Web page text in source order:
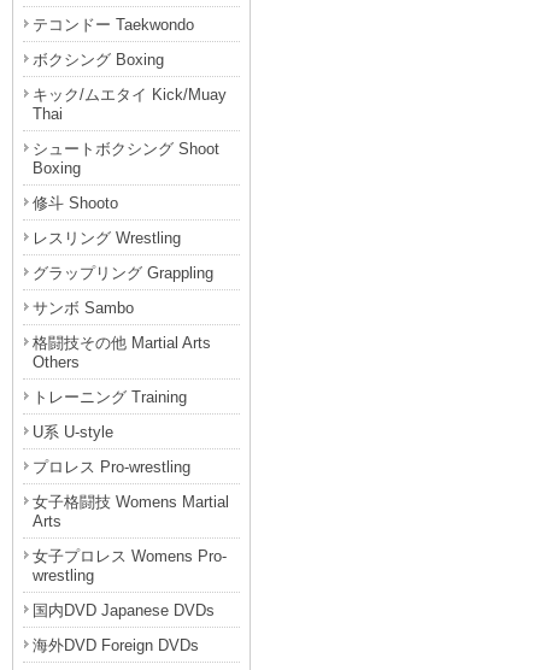
テコンドー Taekwondo
ボクシング Boxing
キック/ムエタイ Kick/Muay
Thai
シュートボクシング Shoot
Boxing
修斗 Shooto
レスリング Wrestling
グラップリング Grappling
サンボ Sambo
格闘技その他 Martial Arts
Others
トレーニング Training
U系 U-style
プロレス Pro-wrestling
女子格闘技 Womens Martial
Arts
女子プロレス Womens Pro-
wrestling
国内DVD Japanese DVDs
海外DVD Foreign DVDs